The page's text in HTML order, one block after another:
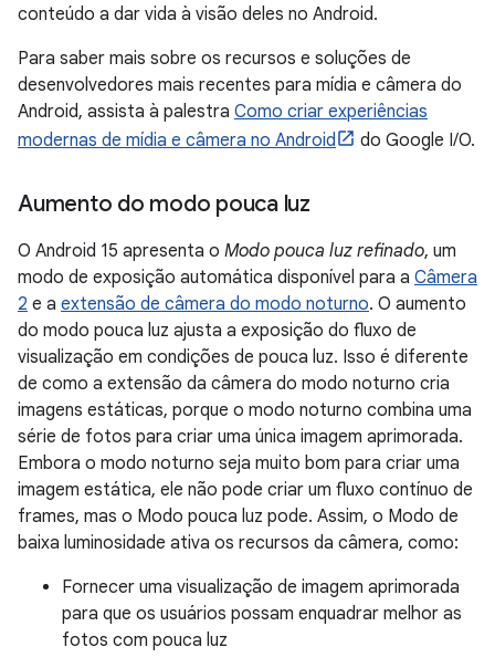
conteúdo a dar vida à visão deles no Android.
Para saber mais sobre os recursos e soluções de
desenvolvedores mais recentes para mídia e câmera do
Android, assista à palestra Como criar experiências
modernas de mídia e câmera no Android
do Google I/O.
Aumento do modo pouca luz
O Android 15 apresenta o Modo pouca luz refinado, um
modo de exposição automática disponível para a Câmera
2 e a extensão de câmera do modo noturno. O aumento
do modo pouca luz ajusta a exposição do fluxo de
visualização em condições de pouca luz. Isso é diferente
de como a extensão da câmera do modo noturno cria
imagens estáticas, porque o modo noturno combina uma
série de fotos para criar uma única imagem aprimorada.
Embora o modo noturno seja muito bom para criar uma
imagem estática, ele não pode criar um fluxo contínuo de
frames, mas o Modo pouca luz pode. Assim, o Modo de
baixa luminosidade ativa os recursos da câmera, como:
Fornecer uma visualização de imagem aprimorada
para que os usuários possam enquadrar melhor as
fotos com pouca luz